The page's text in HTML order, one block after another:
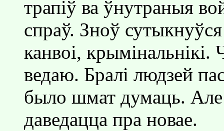
трапiў ва ўнутраныя
спраў. Зноў
канвоi, крымiнальнiкi.
ведаю. Бралi людзей
было шмат думаць. Але
даведацца пра новае.